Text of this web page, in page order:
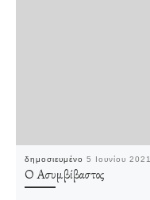
δημοσιευμένο5 Ιουνίου 2021
Ο Ασυμβίβαστος